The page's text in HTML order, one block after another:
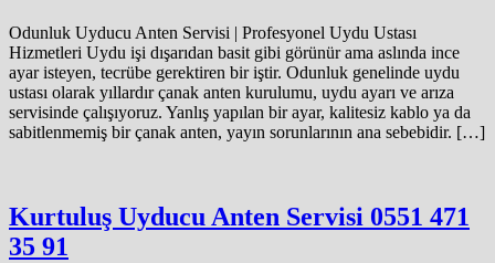
Odunluk Uyducu Anten Servisi | Profesyonel Uydu Ustası
Hizmetleri Uydu işi dışarıdan basit gibi görünür ama aslında ince
ayar isteyen, tecrübe gerektiren bir iştir. Odunluk genelinde uydu
ustası olarak yıllardır çanak anten kurulumu, uydu ayarı ve arıza
servisinde çalışıyoruz. Yanlış yapılan bir ayar, kalitesiz kablo ya da
sabitlenmemiş bir çanak anten, yayın sorunlarının ana sebebidir. […]
Kurtuluş Uyducu Anten Servisi 0551 471
35 91